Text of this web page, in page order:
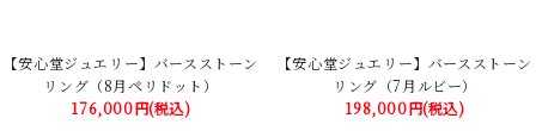
【安心堂ジュエリー】バースストーン
リング（8月ペリドット）
176,000円(税込)
【安心堂ジュエリー】バースストーン
リング（7月ルビー）
198,000円(税込)